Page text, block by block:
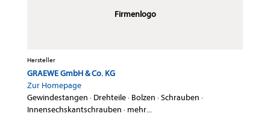
Firmenlogo
Hersteller
GRAEWE GmbH & Co. KG
Zur Homepage
Gewindestangen · Drehteile· Bolzen ·Schrauben ·
Innensechskantschrauben · mehr...